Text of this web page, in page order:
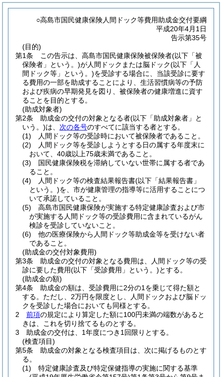
○高島市国民健康保険人間ドック等費用助成金交付要綱
平成20年4月1日
告示第35号
(目的)
第1条
この告示は、高島市国民健康保険被保険者(以下「被
保険者」という。)が人間ドックまたは脳ドック(以下「人
間ドック等」という。)を受診する場合に、当該受診に要す
る費用の一部を助成することにより、生活習慣病等の予防
および疾病の早期発見を図り、被保険者の健康増進に資す
ることを目的とする。
(助成対象者)
第2条
助成金の交付の対象となる者(以下「助成対象者」と
いう。)は、 次の各号のすべてに該当する者とする。
(1)
人間ドック等の受診時において被保険者であること。
(2)
人間ドック等を受診しようとする日の属する年度末に
おいて、40歳以上75歳未満であること。
(3)
国民健康保険税を滞納していない世帯に属する者であ
ること。
(4)
人間ドック等の検査結果報告書(以下「結果報告書」
という。)を、市が健康管理の指導等に活用することにつ
いて承諾していること。
(5)
高島市国民健康保険が実施する特定健康診査および市
が実施する人間ドック等の受診費用に含まれているがん
検診を受診していないこと。
(6)
他の医療保険から人間ドック等助成金等を受けない者
であること。
(助成金の交付対象費用)
第3条
助成金の交付の対象となる費用は、人間ドック等の受
診に要した費用(以下「受診費用」という。)とする。
(助成金の額)
第4条
助成金の額は、受診費用に2分の1を乗じて得た額と
する。 ただし、2万円を限度とし、人間ドックおよび脳ドッ
クを受診した場合においても同様とする。
2
前項の規定により算定した額に100円未満の端数があると
きは、これを切り捨てるものとする。
3
助成金の交付は、1年度につき1回限りとする。
(検査項目)
第5条
助成金の対象となる検査項目は、次に掲げるものとす
る。
(1)
特定健康診査及び特定保健指導の実施に関する基準